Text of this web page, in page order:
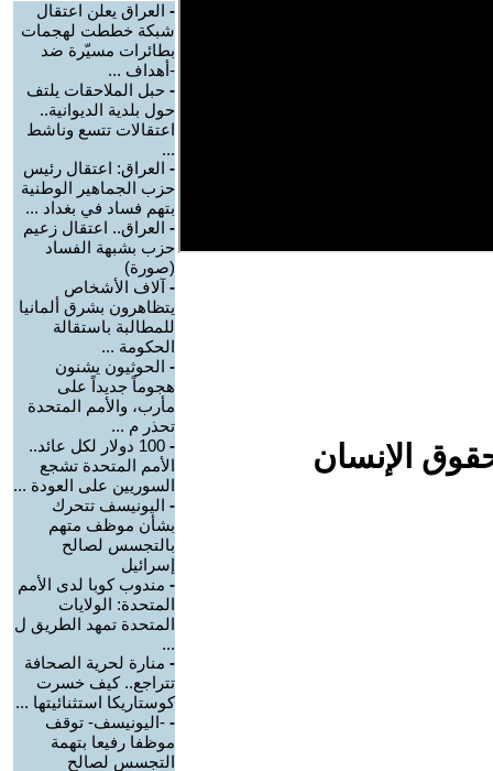
الإنسان
- العراق يعلن اعتقال
شبكة خططت لهجمات
بطائرات مسيّرة ضد
-أهداف ...
- حبل الملاحقات يلتف
حول بلدية الديوانية..
اعتقالات تتسع وناشط
...
- العراق: اعتقال رئيس
حزب الجماهير الوطنية
بتهم فساد في بغداد ...
- العراق.. اعتقال زعيم
حزب بشبهة الفساد
(صورة)
- آلاف الأشخاص
يتظاهرون بشرق ألمانيا
للمطالبة باستقالة
الحكومة ...
- الحوثيون يشنون
هجوماً جديداً على
مأرب، والأمم المتحدة
تحذر م ...
-
100 دولار لكل عائد..
الأمم المتحدة تشجع
السوريين على العودة ...
- اليونيسف تتحرك
بشأن موظف متهم
بالتجسس لصالح
إسرائيل
- مندوب كوبا لدى الأمم
المتحدة: الولايات
المتحدة تمهد الطريق ل
...
- منارة لحرية الصحافة
تتراجع.. كيف خسرت
كوستاريكا استثنائيتها ...
- -اليونيسف- توقف
موظفا رفيعا بتهمة
التجسس لصالح